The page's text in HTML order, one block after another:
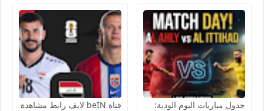
جدول مباريات اليوم الودية:
قناة beIN لايف رابط مشاهدة